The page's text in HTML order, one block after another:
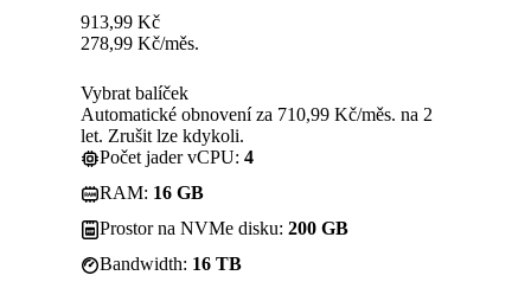
913,99 Kč
278,99 Kč/měs.
Vybrat balíček
Automatické obnovení za 710,99 Kč/měs. na 2
let. Zrušit lze kdykoli.
Počet jader vCPU: 4
RAM: 16 GB
Prostor na NVMe disku: 200 GB
Bandwidth: 16 TB